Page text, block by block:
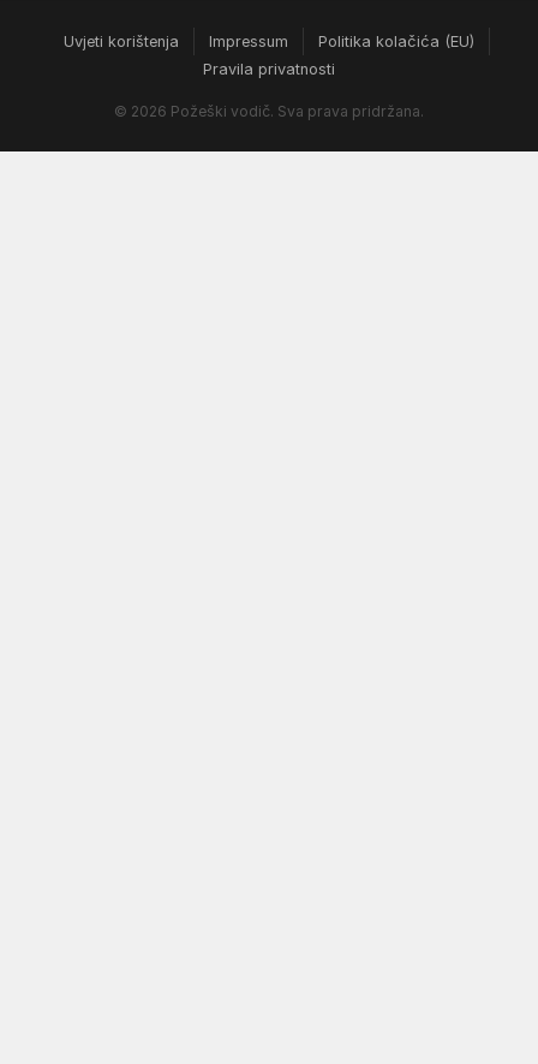
Uvjeti korištenja Impressum
Politika kolačića (EU)
Pravila privatnosti
© 2026 Požeški vodič. Sva prava pridržana.